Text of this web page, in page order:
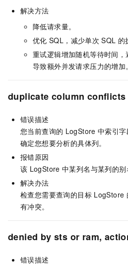
解决方法
降低请求量。
优化 SQL，减少单次 SQL 的
重试逻辑增加随机等待时间，
导致额外并发请求压力的增加。
duplicate column conflicts
错误描述
您当前查询的 LogStore 中索引
确定您想要分析的具体列。
报错原因
该 LogStore 中某列名与某列的别
解决办法
检查您需要查询的目标 LogStore
有冲突。
denied by sts or ram,
错误描述